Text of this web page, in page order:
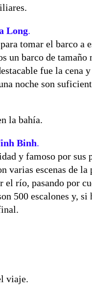
Long.
tomar el barco a
un barco de
fue la cena
noche son
la bahía.
Binh.
y famoso por sus
varias escenas de la
río, pasando por
500 escalones y, si
viaje.